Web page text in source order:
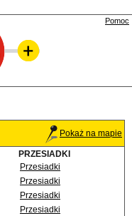
Pomoc
Pokaż na mapie
PRZESIADKI
Przesiadki
Przesiadki
Przesiadki
Przesiadki